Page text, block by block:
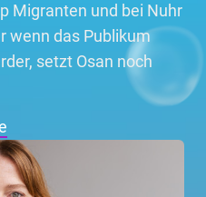
Migranten und bei Nuhr
wenn das Publikum
setzt Osan noch